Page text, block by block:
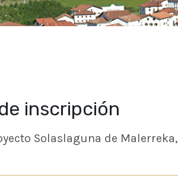
inscripción
Solaslaguna de Malerreka,